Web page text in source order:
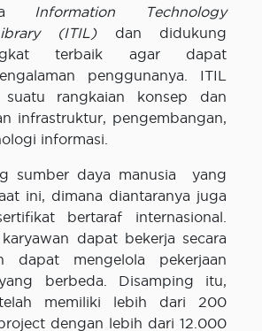
Information Technology
(ITIL)dan didukung
terbaik agar dapat
penggunanya. ITIL
suatu rangkaian konsep dan
infrastruktur, pengembangan,
informasi.
sumber daya manusia yang
ini, dimana diantaranya juga
bertaraf internasional.
dapat bekerja secara
dapat mengelola pekerjaan
berbeda. Disamping itu,
memiliki lebih dari 200
dengan lebih dari 12.000